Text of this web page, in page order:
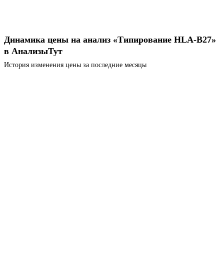
Динамика цены на анализ «Типирование HLA-В27»
в АнализыТут
История изменения цены за последние месяцы